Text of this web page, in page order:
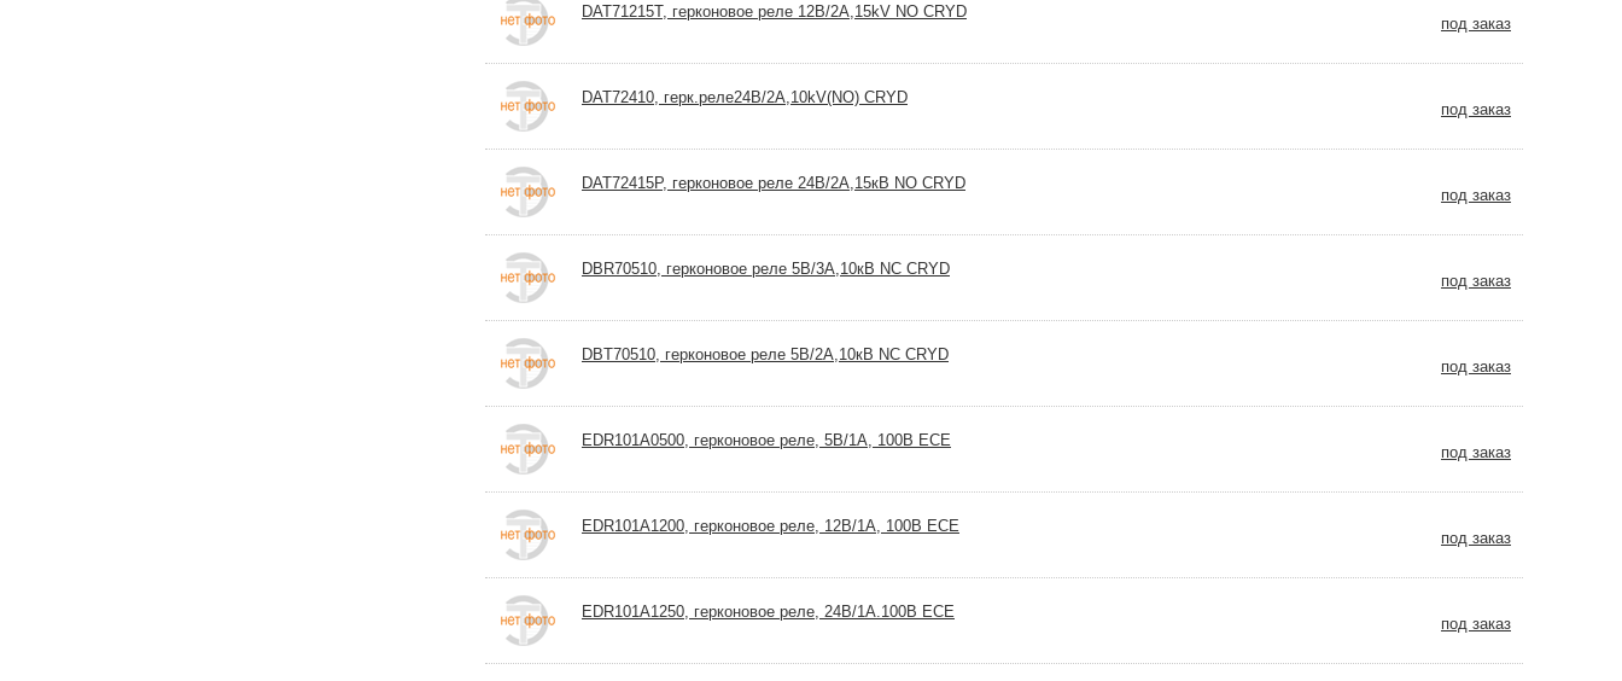
DAT71215T, герконовое реле 12В/2А,15kV NO CRYD
под заказ
DAT72410, герк.реле24В/2А,10kV(NO) CRYD
под заказ
DAT72415P, герконовое реле 24В/2А,15кВ NO CRYD
под заказ
DBR70510, герконовое реле 5В/3А,10кВ NC CRYD
под заказ
DBT70510, герконовое реле 5В/2А,10кВ NC CRYD
под заказ
EDR101A0500, герконовое реле, 5В/1A, 100В ECE
под заказ
EDR101A1200, герконовое реле, 12В/1A, 100В ECE
под заказ
EDR101A1250, герконовое реле, 24В/1A.100В ECE
под заказ